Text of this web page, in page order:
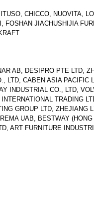
CHICCO, NUOVITA,
FOSHAN JIACHUSHIJIA
AB, DESIPRO PTE LTD,
LTD, CABEN ASIA PACIFIC
INDUSTRIAL CO., LTD,
TRADING
GROUP LTD, ZHEJIANG
UAB, BESTWAY
ART FURNITURE